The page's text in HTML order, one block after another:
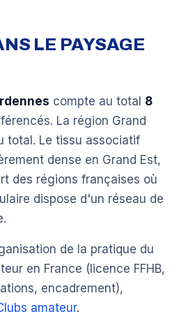
LE PAYSAGE
compte au total 8
La région Grand
total. Le tissu associatif
dense en Grand Est,
des régions françaises où
dispose d'un réseau de
de la pratique du
en France (licence FFHB,
encadrement),
amateur.